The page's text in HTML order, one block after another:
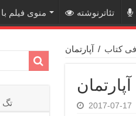
منوی فیلم تئاترنوشته
کتاب / آپارتمان
آپارتمان
2017-07-17 تگ